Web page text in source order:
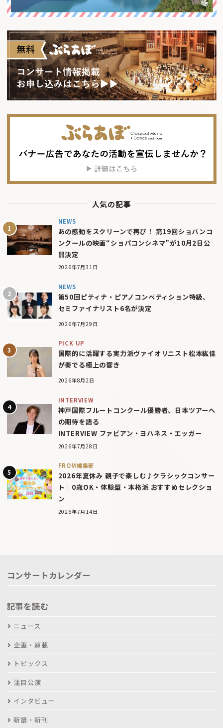
人気の記事
NEWS
あの感動をスクリーンで再び！ 第19回ショパンコ
ンクールの映画“ショパコンシネマ”が10月2日公
開決定
2026年7月31日
NEWS
第50回ピティナ・ピアノコンペティション特級、
セミファイナリスト6名が決定
2026年7月29日
PICK UP
国際的に活躍する実力派ヴァイオリニスト松本紘佳
が奏でる極上の響き
2026年8月2日
INTERVIEW
神戸国際フルートコンクール優勝者、日本ツアーへ
の期待を語る
INTERVIEW ファビアン・ヨハネス・エッガー
2026年7月28日
FROM編集部
2026年夏休み 親子で楽しむ♪クラシックコンサー
ト｜0歳OK・体験型・本格派 おすすめセレクショ
ン
2026年7月14日
コンサートカレンダー
記事を読む
ニュース
企画・連載
トピックス
注目公演
インタビュー
新譜・新刊